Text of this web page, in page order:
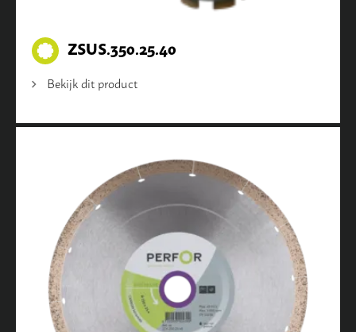
ZSUS.350.25.40
Bekijk dit product